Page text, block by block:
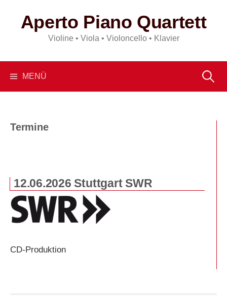
Aperto Piano Quartett
Violine • Viola • Violoncello • Klavier
MENÜ Suchen
Termine
12.06.2026 Stuttgart SWR
CD-Produktion